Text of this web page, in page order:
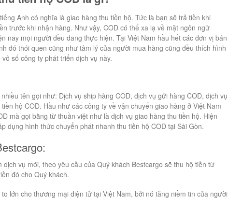
Anh có nghĩa là giao hàng thu tiền hộ. Tức là bạn sẽ trả tiền khi
trước khi nhận hàng. Như vậy, COD có thể xa lạ về mặt ngôn ngữ
nay mọi người đều đang thực hiện. Tại Việt Nam hầu hết các đơn vị bán
đó thói quen cũng như tâm lý của người mua hàng cũng đều thích hình
số công ty phát triển dịch vụ này.
tên gọi như: Dịch vụ ship hàng COD, dịch vụ gửi hàng COD, dịch vụ
hộ COD. Hầu như các công ty về vận chuyển giao hàng ở Việt Nam
mà gọi bằng từ thuần việt như là dịch vụ giao hàng thu tiền hộ. Hiện
dụng hình thức chuyển phát nhanh thu tiền hộ COD tại Sài Gòn.
vụ mới, theo yêu cầu của Quý khách Bestcargo sẽ thu hộ tiền từ
đó cho Quý khách.
lớn cho thương mại điện tử tại Việt Nam, bởi nó tăng niềm tin của người